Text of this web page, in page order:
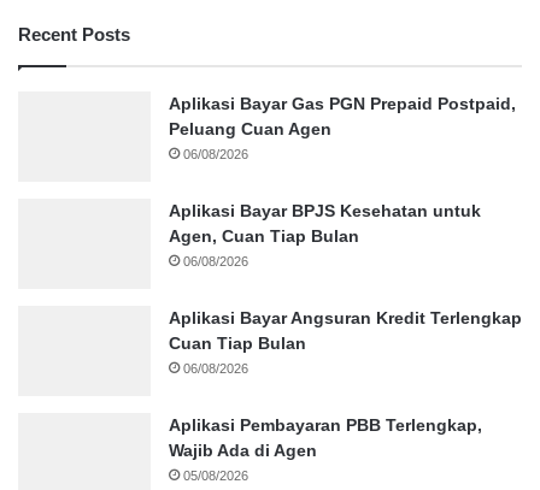
Recent Posts
Aplikasi Bayar Gas PGN Prepaid Postpaid,
Peluang Cuan Agen
06/08/2026
Aplikasi Bayar BPJS Kesehatan untuk
Agen, Cuan Tiap Bulan
06/08/2026
Aplikasi Bayar Angsuran Kredit Terlengkap
Cuan Tiap Bulan
06/08/2026
Aplikasi Pembayaran PBB Terlengkap,
Wajib Ada di Agen
05/08/2026